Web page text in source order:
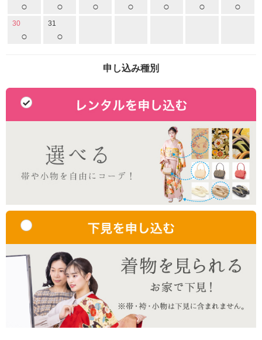
○ ○ ○ ○ ○ ○ ○
30
○
31
○
申し込み種別